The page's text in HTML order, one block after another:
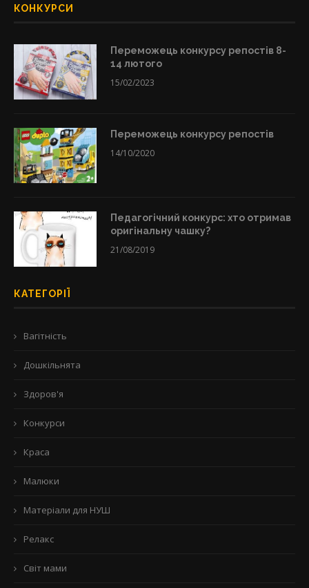
КОНКУРСИ
Переможець конкурсу репостів 8-
14 лютого
15/02/2023
Переможець конкурсу репостів
14/10/2020
Педагогічний конкурс: хто отримав
оригінальну чашку?
21/08/2019
КАТЕГОРІЇ
Вагітність
Дошкільнята
Здоров'я
Конкурси
Краса
Малюки
Матеріали для НУШ
Релакс
Світ мами